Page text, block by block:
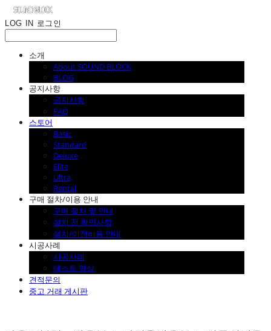
LOG IN 로그인
소개
About SOUND BLOCK
BLOG
공지사항
공지사항
FAQ
스토어
Basic
Standard
Deluxe
Elite
Ultra
Rental
구매 절차/이용 안내
구매 절차 및 안내
설치 전 확인사항
설치/이전비용 안내
시공사례
시공사례
테스트 영상
견적문의
중고 거래 게시판